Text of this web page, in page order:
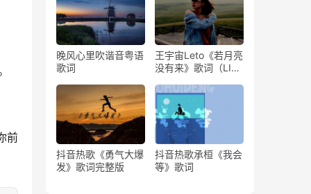
前
晚风心里吹谐音粤语
歌词
王宇宙Leto《若月亮
没有来》歌词（LIVE
抖音热歌《勇气大爆
发》歌词完整版
抖音热歌承桓《我会
等》歌词